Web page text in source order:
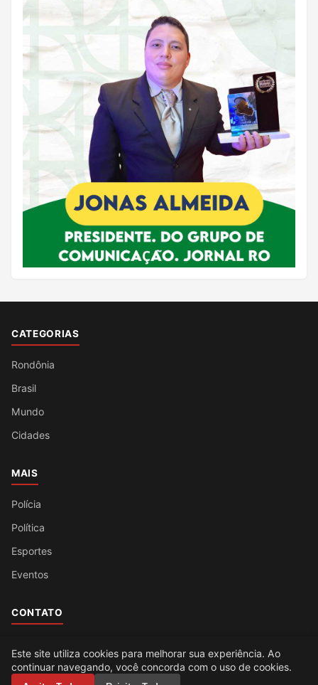
CATEGORIAS
Rondônia
Brasil
Mundo
Cidades
MAIS
Polícia
Política
Esportes
Eventos
CONTATO
Este site utiliza cookies para melhorar sua experiência. Ao
continuar navegando, você concorda com o uso de cookies.